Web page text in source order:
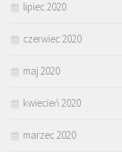
lipiec 2020
czerwiec 2020
maj 2020
kwiecień 2020
marzec 2020